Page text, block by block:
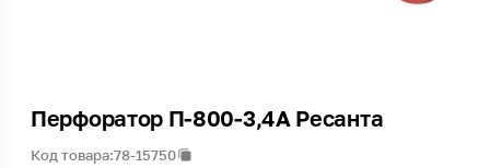
Перфоратор П-800-3,4А Ресанта
Код товара:78-15750